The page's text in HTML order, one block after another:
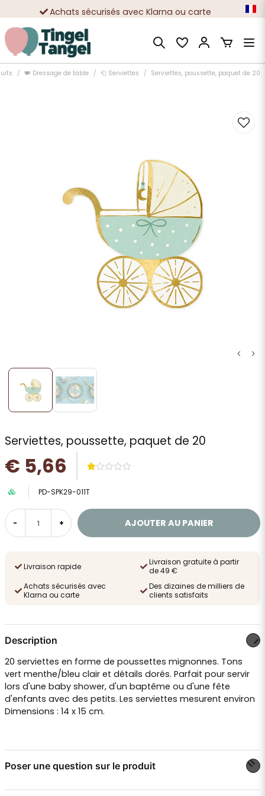
Achats sécurisés avec Klarna ou carte
Des dizaines de milliers de clients satisfaits
🍽️ Dressage de table 🧻 Serviettes Serviettes, poussette, paquet de 20
Serviettes, poussette, paquet de 20
€ 5,66
PD-SPK29-011T
- + AJOUTER AU PANIER
Livraison rapide
Livraison gratuite à partir
de 49 €
Achats sécurisés avec
Klarna ou carte
Des dizaines de milliers de
clients satisfaits
Description
20 serviettes en forme de poussettes mignonnes. Tons
vert menthe/bleu clair et détails dorés. Parfait pour servir
lors d'une baby shower, d'un baptême ou d'une fête
d'enfants avec des petits. Les serviettes mesurent environ
Dimensions : 14 x 15 cm.
Poser une question sur le produit